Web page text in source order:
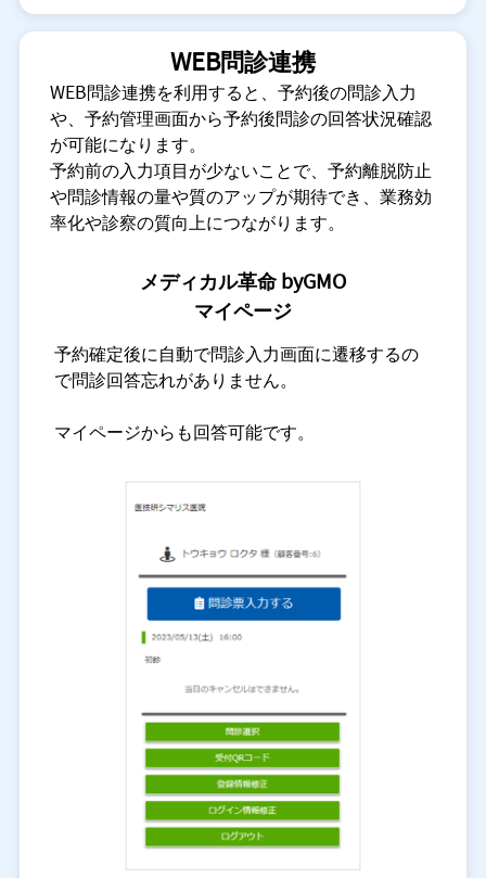
WEB問診連携
WEB問診連携を利用すると、予約後の問診入力
や、予約管理画面から予約後問診の回答状況確認
が可能になります。
予約前の入力項目が少ないことで、予約離脱防止
や問診情報の量や質のアップが期待でき、業務効
率化や診察の質向上につながります。
メディカル革命 byGMO
マイページ
予約確定後に自動で問診入力画面に遷移するの
で問診回答忘れがありません。
マイページからも回答可能です。